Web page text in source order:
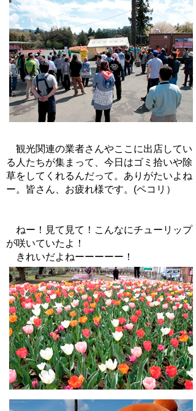
観光関連の業者さんやここに出店してい
る人たちが集まって、今日はゴミ拾いや除
草をしてくれるんだって。ありがたいよね
ー。皆さん、お疲れ様です。(ペコリ）
ねー！見て見て！こんなにチューリップ
が咲いていたよ！
きれいだよねーーーーー！